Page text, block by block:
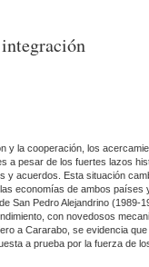
y la cooperación, los
a pesar de los fuertes lazos
y acuerdos. Esta situación
economías de ambos países
San Pedro Alejandrino (1989-
con novedosos
a Cararabo, se evidencia
a prueba por la fuerza de